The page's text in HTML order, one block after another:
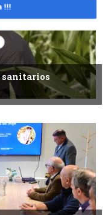
sanitarios
!!!